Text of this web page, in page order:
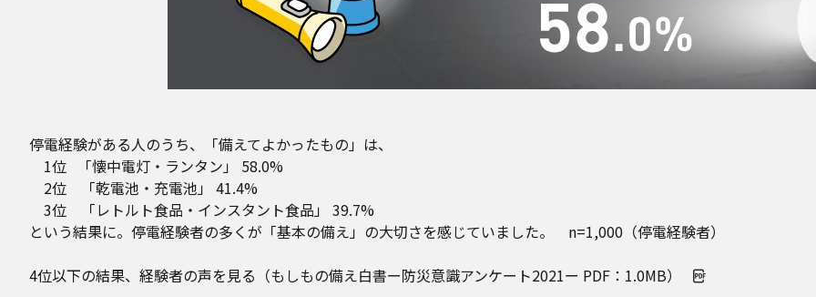
停電経験がある人のうち、「備えてよかったもの」は、
1位 「懐中電灯・ランタン」 58.0%
2位 「乾電池・充電池」 41.4%
3位 「レトルト食品・インスタント食品」 39.7%
という結果に。停電経験者の多くが「基本の備え」の大切さを感じていました。 n=1,000（停電経験者）
4位以下の結果、経験者の声を見る（もしもの備え白書ー防災意識アンケート2021ー PDF：1.0MB）